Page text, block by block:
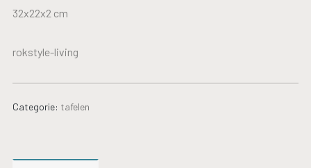
32x22x2 cm
rokstyle-living
Categorie: tafelen